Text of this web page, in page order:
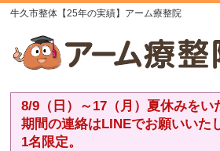
牛久市整体【25年の実績】アーム療整院
8/9（日）～17（月）夏休みをい
期間の連絡はLINEでお願いいた
1名限定。